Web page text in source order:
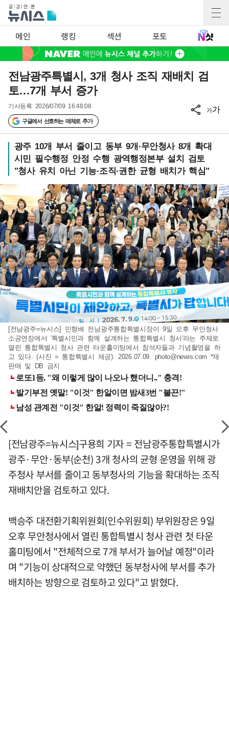
메인 랭킹 섹션 포토
전남광주특별시, 3개 청사 조직 재배치 검
토…7개 부서 증가
기사등록 2026/07/09 16:48:08
구글에서 선호하는 매체로 추가
가가
광주 10개 부서 줄이고 동부 9개·무안청사 8개 확대
시민 필수행정 안정 수행 광역행정본부 설치 검토
"청사 유치 아닌 기능·조직·권한 균형 배치가 핵심"
[전남광주=뉴시스] 민형배 전남광주통합특별시장이 9일 오후 무안청사
소공연장에서 '특별시민과 함께 설계하는 통합특별시 청사'라는 주제로
열린 통합특별시 청사 관련 타운홀미팅에서 참석자들과 기념촬영을 하
고 있다. (사진 = 통합특별시 제공). 2026.07.09. photo@newis.com *재
판매 및 DB 금지
[전남광주=뉴시스]구용희 기자 = 전남광주통합특별시가
광주·무안·동부(순천) 3개 청사의 균형 운영을 위해 광
주청사 부서를 줄이고 동부청사의 기능을 확대하는 조직
재배치안을 검토하고 있다.
백승주 대전환기획위원회(인수위원회) 부위원장은 9일
오후 무안청사에서 열린 통합특별시 청사 관련 첫 타운
홀미팅에서 "전체적으로 7개 부서가 늘어날 예정"이라
며 "기능이 상대적으로 약했던 동부청사에 부서를 추가
배치하는 방향으로 검토하고 있다"고 밝혔다.